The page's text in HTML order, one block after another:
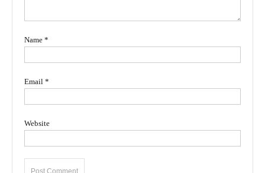
Name *
Email *
Website